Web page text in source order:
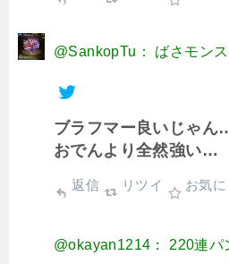
@SankopTu： ばさモン
ブラフマー良いじゃん
おでんより全然強い…
返信 リツイ お気に
@okayan1214： 220連パ